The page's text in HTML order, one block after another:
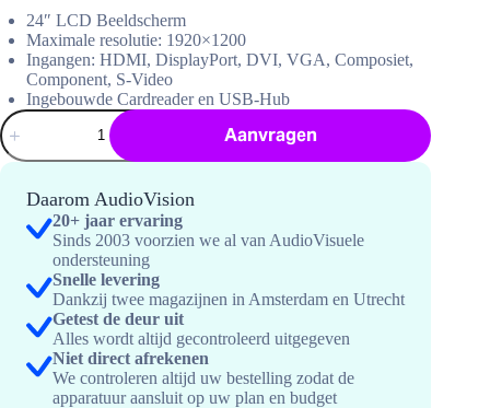
24″ LCD Beeldscherm
Maximale resolutie: 1920×1200
Ingangen: HDMI, DisplayPort, DVI, VGA, Composiet,
Component, S-Video
Ingebouwde Cardreader en USB-Hub
LCD
TV
Beeldscherm
24
inch
tafelstand
hoeveelheid
Aanvragen
Daarom AudioVision
20+ jaar ervaring
Sinds 2003 voorzien we al van AudioVisuele
ondersteuning
Snelle levering
Dankzij twee magazijnen in Amsterdam en Utrecht
Getest de deur uit
Alles wordt altijd gecontroleerd uitgegeven
Niet direct afrekenen
We controleren altijd uw bestelling zodat de
apparatuur aansluit op uw plan en budget